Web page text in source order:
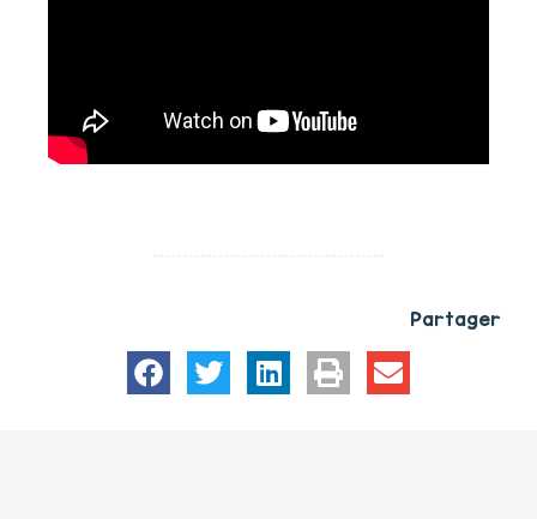
Partager